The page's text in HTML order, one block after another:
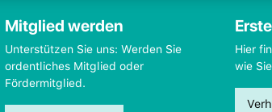
Mitglied werden
Unterstützen Sie uns: Werden Sie
ordentliches Mitglied oder
Fördermitglied.
Hier
wie